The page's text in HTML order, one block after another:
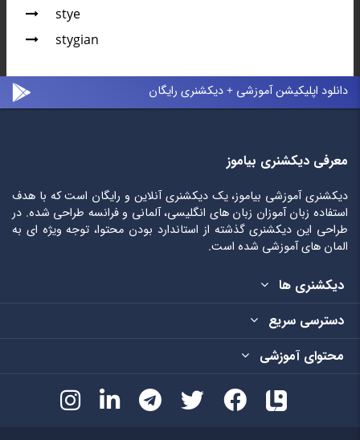
stye
stygian
دانلود اپلیکیشن آموزشی + دیکشنری رایگان
معرفی دیکشنری بیاموز
دیکشنری آموزشی بیاموز، یک دیکشنری آنلاین و رایگان است که با هدف
استفاده زبان آموزان زبان های انگلیسی، آلمانی و فرانسه طراحی شده. در
طراحی این دیکشنری گذشته از استاندارد بودن محتوا، توجه ویژه ای به
المان های آموزشی شده است.
دیکشنری ها
دسترسی سریع
محتوای آموزشی